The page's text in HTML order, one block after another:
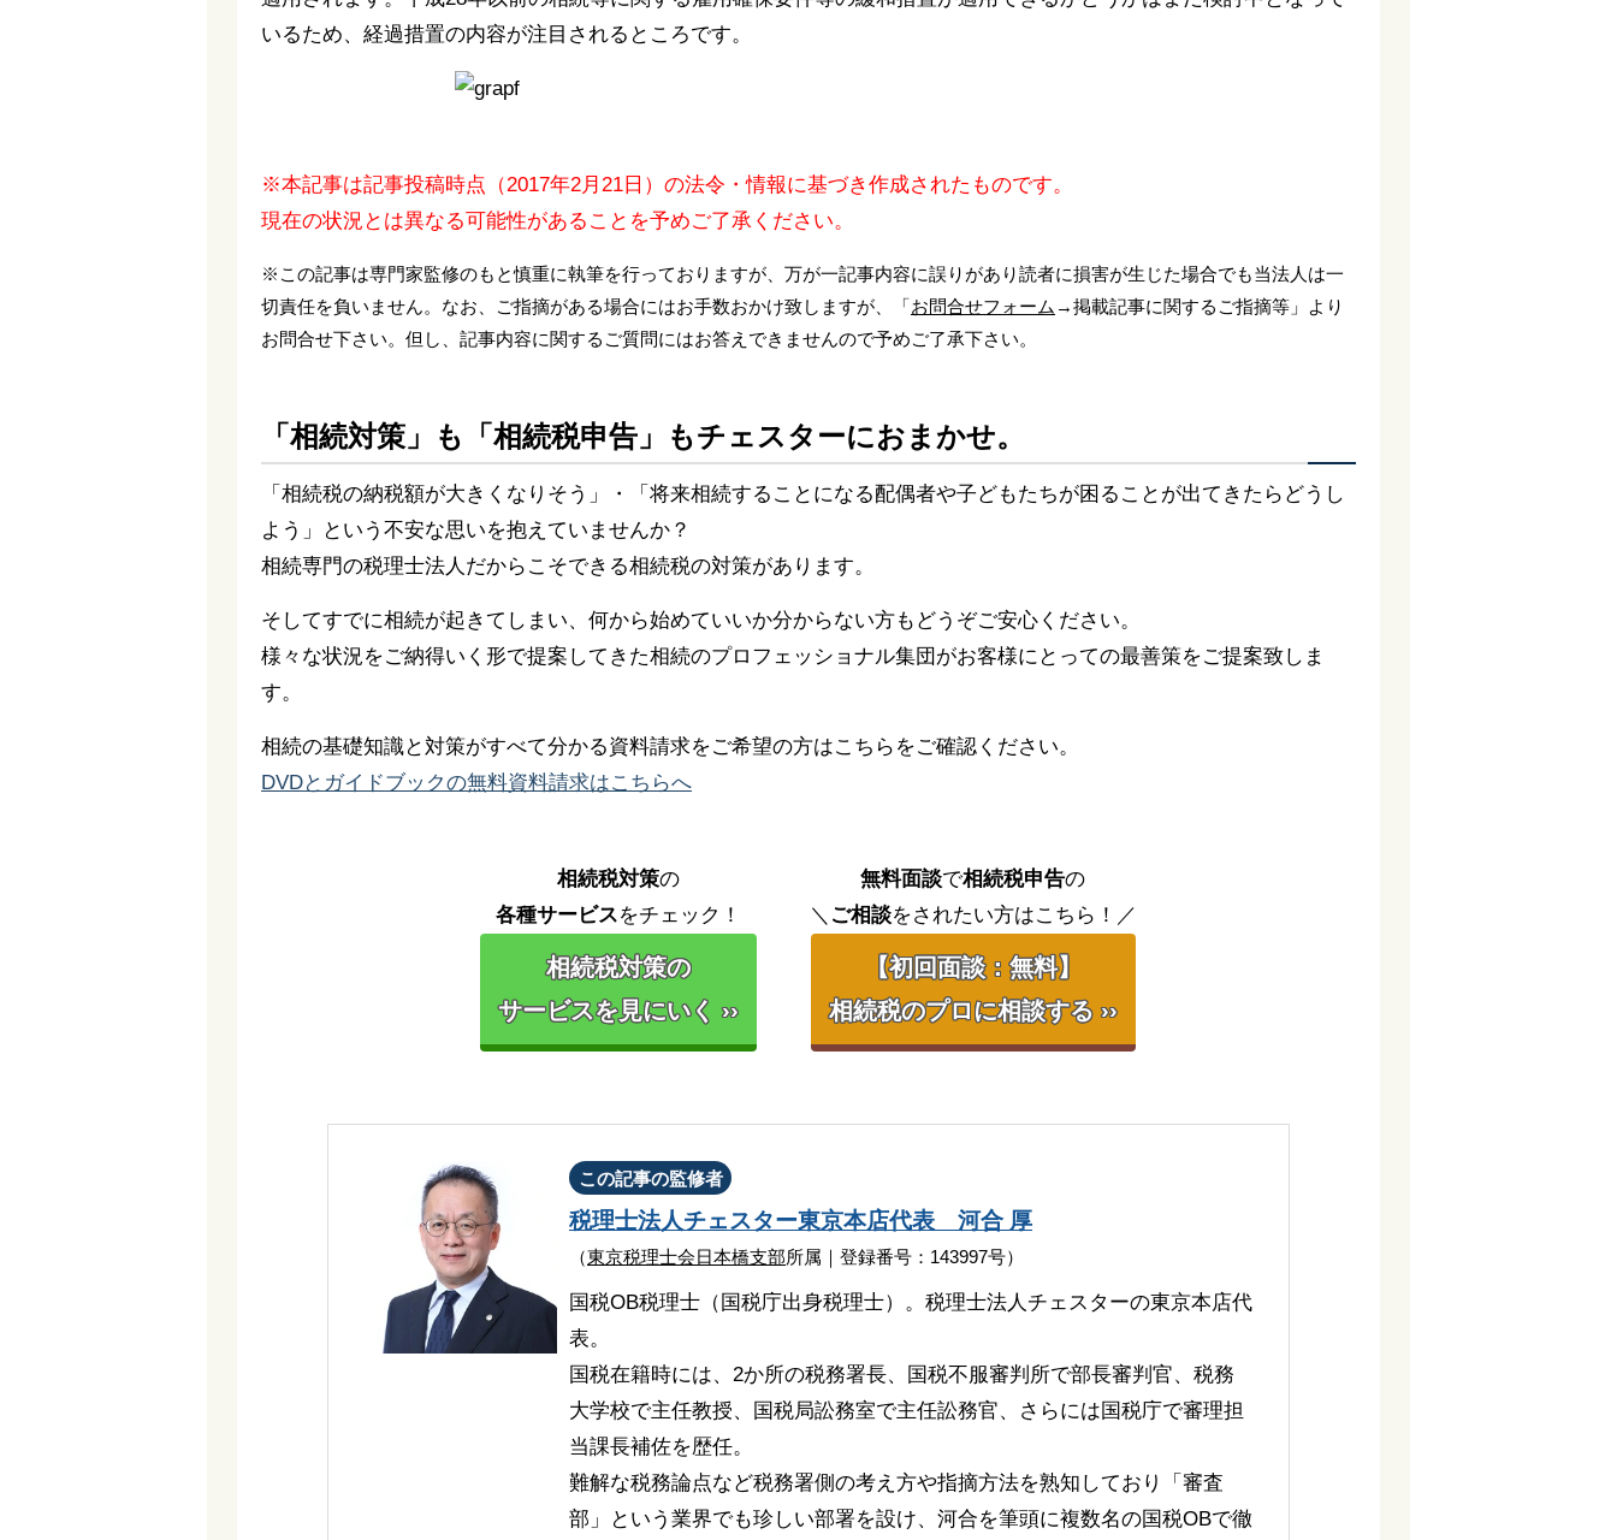
いるため、経過措置の内容が注目されるところです。
※本記事は記事投稿時点（2017年2月21日）の法令・情報に基づき作成されたものです。
現在の状況とは異なる可能性があることを予めご了承ください。
※この記事は専門家監修のもと慎重に執筆を行っておりますが、万が一記事内容に誤りがあり読者に損害が生じた場合でも当法人は一
切責任を負いません。なお、ご指摘がある場合にはお手数おかけ致しますが、「お問合せフォーム →掲載記事に関するご指摘等」より
お問合せ下さい。但し、記事内容に関するご質問にはお答えできませんので予めご了承下さい。
「相続対策」も「相続税申告」もチェスターにおまかせ。
「相続税の納税額が大きくなりそう」・「将来相続することになる配偶者や子どもたちが困ることが出てきたらどうし
よう」という不安な思いを抱えていませんか？
相続専門の税理士法人だからこそできる相続税の対策があります。
そしてすでに相続が起きてしまい、何から始めていいか分からない方もどうぞご安心ください。
様々な状況をご納得いく形で提案してきた相続のプロフェッショナル集団がお客様にとっての最善策をご提案致しま
す。
相続の基礎知識と対策がすべて分かる資料請求をご希望の方はこちらをご確認ください。
DVDとガイドブックの無料資料請求はこちらへ
相続税対策の
各種サービスをチェック！
相続税対策の
サービスを見にいく ››
無料面談で相続税申告の
＼ ご相談をされたい方はこちら！／
【初回面談：無料】
相続税のプロに相談する ››
この記事の監修者
税理士法人チェスター東京本店代表 河合 厚
（東京税理士会日本橋支部所属｜登録番号：143997号）
国税OB税理士（国税庁出身税理士）。税理士法人チェスターの東京本店代
表。
国税在籍時には、2か所の税務署長、国税不服審判所で部長審判官、税務
大学校で主任教授、国税局訟務室で主任訟務官、さらには国税庁で審理担
当課長補佐を歴任。
難解な税務論点など税務署側の考え方や指摘方法を熟知しており「審査
部」という業界でも珍しい部署を設け、河合を筆頭に複数名の国税OBで徹